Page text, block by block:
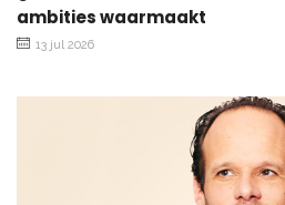
ambities waarmaakt
13 jul 2026